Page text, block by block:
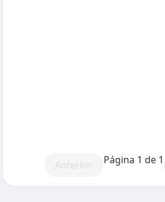
Anterior Página 1 de 1